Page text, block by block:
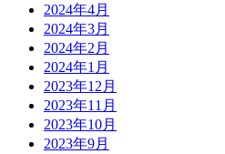
2024年4月
2024年3月
2024年2月
2024年1月
2023年12月
2023年11月
2023年10月
2023年9月